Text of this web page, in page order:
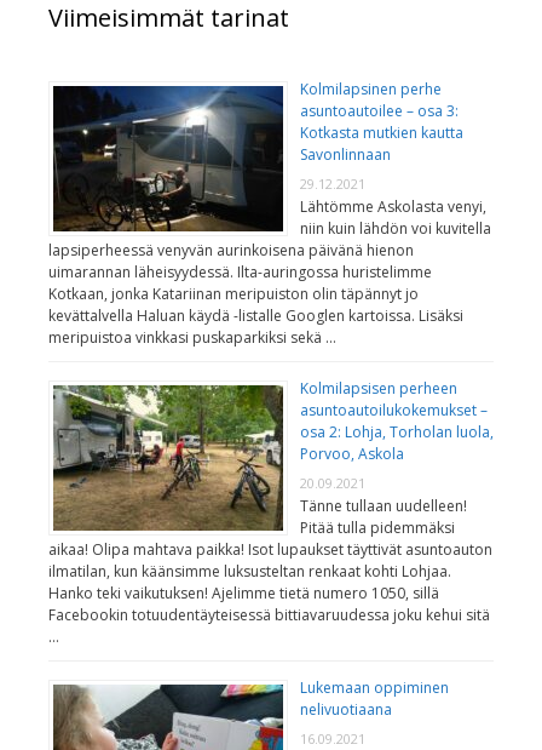
Viimeisimmät tarinat
Kolmilapsinen perhe
asuntoautoilee – osa 3:
Kotkasta mutkien kautta
Savonlinnaan
29.12.2021
Lähtömme Askolasta venyi,
niin kuin lähdön voi kuvitella
lapsiperheessä venyvän aurinkoisena päivänä hienon
uimarannan läheisyydessä. Ilta-auringossa huristelimme
Kotkaan, jonka Katariinan meripuiston olin täpännyt jo
kevättalvella Haluan käydä -listalle Googlen kartoissa. Lisäksi
meripuistoa vinkkasi puskaparkiksi sekä …
Kolmilapsisen perheen
asuntoautoilukokemukset –
osa 2: Lohja, Torholan luola,
Porvoo, Askola
20.09.2021
Tänne tullaan uudelleen!
Pitää tulla pidemmäksi
aikaa! Olipa mahtava paikka! Isot lupaukset täyttivät asuntoauton
ilmatilan, kun käänsimme luksusteltan renkaat kohti Lohjaa.
Hanko teki vaikutuksen! Ajelimme tietä numero 1050, sillä
Facebookin totuudentäyteisessä bittiavaruudessa joku kehui sitä
…
Lukemaan oppiminen
nelivuotiaana
16.09.2021